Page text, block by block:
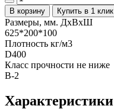
В корзину Купить в 1 клик
Размеры, мм. ДхВхШ
625*200*100
Плотность кг/м3
D400
Класс прочности не ниже
B-2
Характеристики